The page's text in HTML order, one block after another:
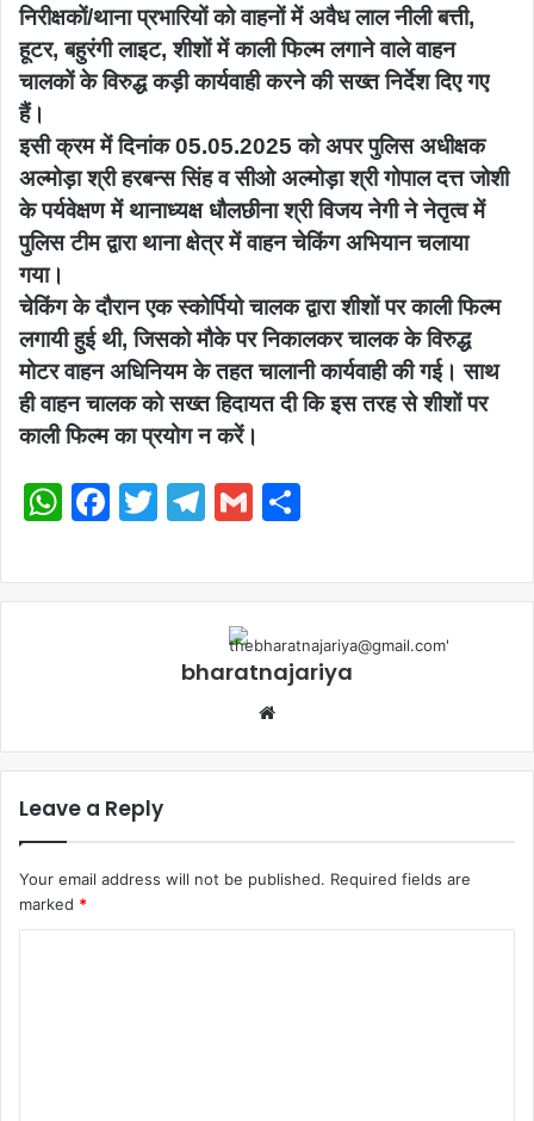
निरीक्षकों/थाना प्रभारियों को वाहनों में अवैध लाल नीली बत्ती,
हूटर, बहुरंगी लाइट, शीशों में काली फिल्म लगाने वाले वाहन
चालकों के विरुद्ध कड़ी कार्यवाही करने की सख्त निर्देश दिए गए
हैं।
इसी क्रम में दिनांक 05.05.2025 को अपर पुलिस अधीक्षक
अल्मोड़ा श्री हरबन्स सिंह व सीओ अल्मोड़ा श्री गोपाल दत्त जोशी
के पर्यवेक्षण में थानाध्यक्ष धौलछीना श्री विजय नेगी ने नेतृत्व में
पुलिस टीम द्वारा थाना क्षेत्र में वाहन चेकिंग अभियान चलाया
गया।
चेकिंग के दौरान एक स्कोर्पियो चालक द्वारा शीशों पर काली फिल्म
लगायी हुई थी, जिसको मौके पर निकालकर चालक के विरुद्ध
मोटर वाहन अधिनियम के तहत चालानी कार्यवाही की गई। साथ
ही वाहन चालक को सख्त हिदायत दी कि इस तरह से शीशों पर
काली फिल्म का प्रयोग न करें।
WhatsApp
Facebook
Twitter
Telegram
Gmail
bharatnajariya
Leave a Reply
Your email address will not be published. Required fields are
marked *